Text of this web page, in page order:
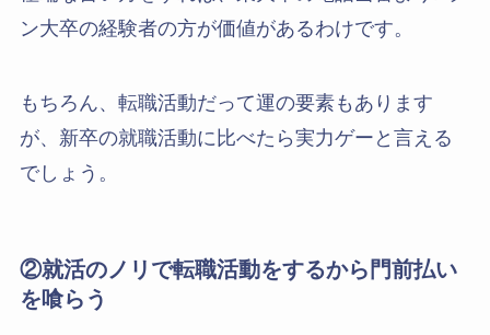
ン大卒の経験者の方が価値があるわけです。
もちろん、転職活動だって運の要素もあります
が、新卒の就職活動に比べたら実力ゲーと言える
でしょう。
②就活のノリで転職活動をするから門前払い
を喰らう